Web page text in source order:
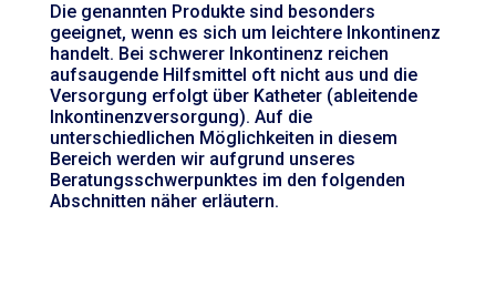
Die genannten Produkte sind besonders
geeignet, wenn es sich um leichtere Inkontinenz
handelt. Bei schwerer Inkontinenz reichen
aufsaugende Hilfsmittel oft nicht aus und die
Versorgung erfolgt über Katheter (ableitende
Inkontinenzversorgung). Auf die
unterschiedlichen Möglichkeiten in diesem
Bereich werden wir aufgrund unseres
Beratungsschwerpunktes im den folgenden
Abschnitten näher erläutern.